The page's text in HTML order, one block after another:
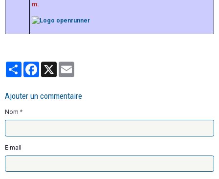
m.​
PartagerFacebook
Ajouter un commentaire
Nom
E-mail